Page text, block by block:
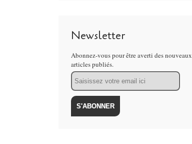
Newsletter
Abonnez-vous pour être averti des nouveaux
articles publiés.
Email